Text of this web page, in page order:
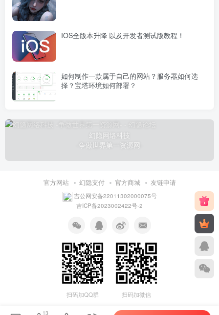
IOS全版本升降 以及开发者测试版教程！
如何制作一款属于自己的网站？服务器如何选
择？宝塔环境如何部署？
幻隐网络科技
-争做世界第一资源网-
官方网站 幻隐支付 官方商城 友链申请
吉公网安备22011302000075号
吉ICP备2023002422号-2
扫码加QQ群 扫码加微信
13